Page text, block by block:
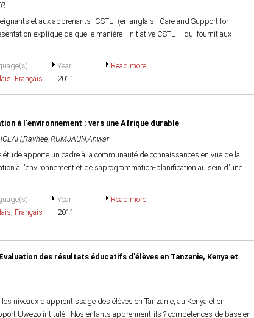
et aux apprenants -CSTL- (en anglais : Care and Support for
explique de quelle manière l'initiative CSTL – qui fournit aux
, Français
Year
2011
Read more
à l'environnement : vers une Afrique durable
, RUMJAUN,Anwar
apporte un cadre à la communauté de connaissances en vue de la
à l'environnement et de saprogrammation-planification au sein d'une
, Français
Year
2011
Read more
des résultats éducatifs d'élèves en Tanzanie, Kenya et
niveaux d'apprentissage des élèves en Tanzanie, au Kenya et en
Uwezo intitulé : Nos enfants apprennent-ils ? compétences de base en